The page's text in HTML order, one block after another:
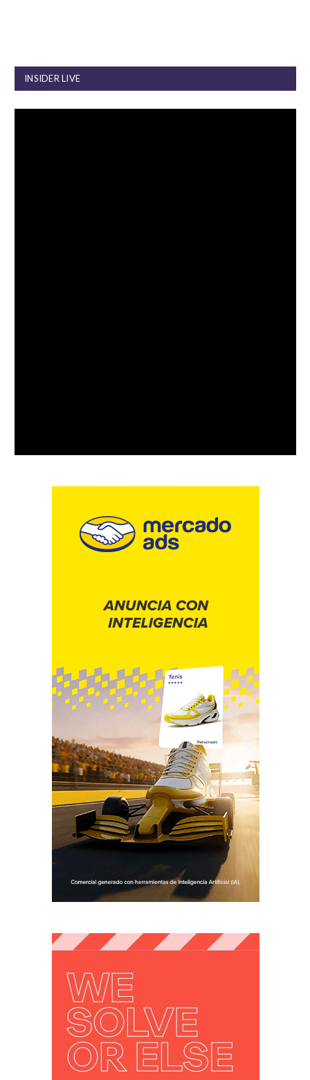
INSIDER LIVE